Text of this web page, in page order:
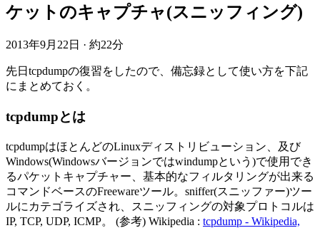
ケットのキャプチャ(スニッフィング)
2013年9月22日 · 約22分
先日tcpdumpの復習をしたので、備忘録として使い方を下記
にまとめておく。
tcpdumpとは
tcpdumpはほとんどのLinuxディストリビューション、及び
Windows(Windowsバージョンではwindumpという)で使用でき
るパケットキャプチャー、基本的なフィルタリングが出来る
コマンドベースのFreewareツール。sniffer(スニッファー)ツー
ルにカテゴライズされ、スニッフィングの対象プロトコルは
IP, TCP, UDP, ICMP。 (参考) Wikipedia : tcpdump - Wikipedia,